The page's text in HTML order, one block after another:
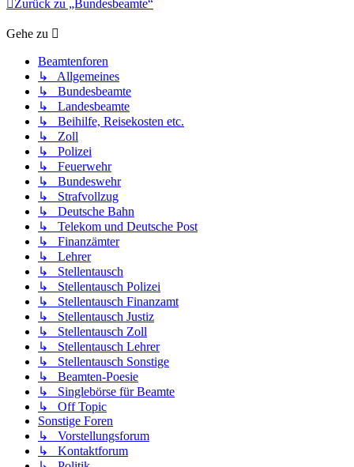
Zurück zu „Bundesbeamte“
Gehe zu
Beamtenforen
↳ Allgemeines
↳ Bundesbeamte
↳ Landesbeamte
↳ Beihilfe, Reisekosten etc.
↳ Zoll
↳ Polizei
↳ Feuerwehr
↳ Bundeswehr
↳ Strafvollzug
↳ Deutsche Bahn
↳ Telekom und Deutsche Post
↳ Finanzämter
↳ Lehrer
↳ Stellentausch
↳ Stellentausch Polizei
↳ Stellentausch Finanzamt
↳ Stellentausch Justiz
↳ Stellentausch Zoll
↳ Stellentausch Lehrer
↳ Stellentausch Sonstige
↳ Beamten-Poesie
↳ Singlebörse für Beamte
↳ Off Topic
Sonstige Foren
↳ Vorstellungsforum
↳ Kontaktforum